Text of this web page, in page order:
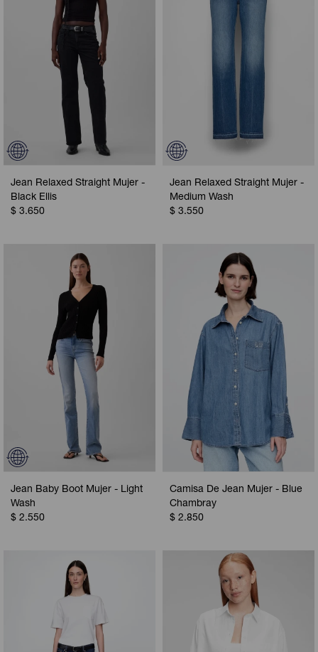
Jean Relaxed Straight Mujer -
Black Ellis
$ 3.650
Jean Relaxed Straight Mujer -
Medium Wash
$ 3.550
Jean Baby Boot Mujer - Light
Wash
$ 2.550
Camisa De Jean Mujer - Blue
Chambray
$ 2.850